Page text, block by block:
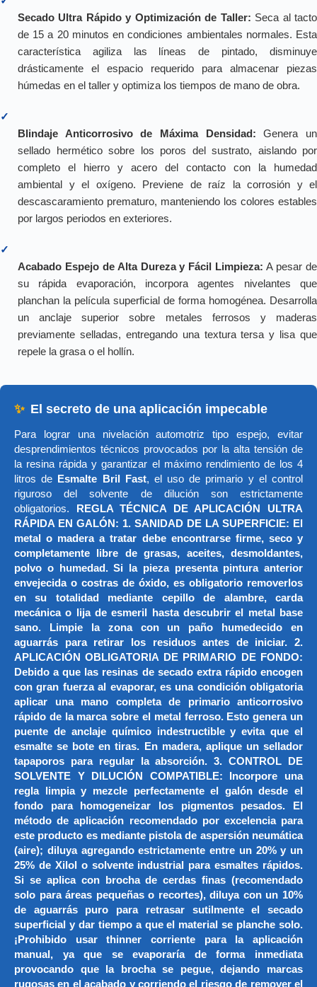
Secado Ultra Rápido y Optimización de Taller: Seca al tacto
de 15 a 20 minutos en condiciones ambientales normales. Esta
característica agiliza las líneas de pintado, disminuye
drásticamente el espacio requerido para almacenar piezas
húmedas en el taller y optimiza los tiempos de mano de obra.
✓
Blindaje Anticorrosivo de Máxima Densidad: Genera un
sellado hermético sobre los poros del sustrato, aislando por
completo el hierro y acero del contacto con la humedad
ambiental y el oxígeno. Previene de raíz la corrosión y el
descascaramiento prematuro, manteniendo los colores estables
por largos periodos en exteriores.
✓
Acabado Espejo de Alta Dureza y Fácil Limpieza: A pesar de
su rápida evaporación, incorpora agentes nivelantes que
planchan la película superficial de forma homogénea. Desarrolla
un anclaje superior sobre metales ferrosos y maderas
previamente selladas, entregando una textura tersa y lisa que
repele la grasa o el hollín.
✨ El secreto de una aplicación impecable
Para lograr una nivelación automotriz tipo espejo, evitar
desprendimientos técnicos provocados por la alta tensión de
la resina rápida y garantizar el máximo rendimiento de los 4
litros de
Esmalte Bril Fast, el uso de primario y el control
riguroso del solvente de dilución son estrictamente
obligatorios.
REGLA TÉCNICA DE APLICACIÓN ULTRA
RÁPIDA EN GALÓN: 1. SANIDAD DE LA SUPERFICIE: El
metal o madera a tratar debe encontrarse firme, seco y
completamente libre de grasas, aceites, desmoldantes,
polvo o humedad. Si la pieza presenta pintura anterior
envejecida o costras de óxido, es obligatorio removerlos
en su totalidad mediante cepillo de alambre, carda
mecánica o lija de esmeril hasta descubrir el metal base
sano. Limpie la zona con un paño humedecido en
aguarrás para retirar los residuos antes de iniciar. 2.
APLICACIÓN OBLIGATORIA DE PRIMARIO DE FONDO:
Debido a que las resinas de secado extra rápido encogen
con gran fuerza al evaporar, es una condición obligatoria
aplicar una mano completa de primario anticorrosivo
rápido de la marca sobre el metal ferroso. Esto genera un
puente de anclaje químico indestructible y evita que el
esmalte se bote en tiras. En madera, aplique un sellador
tapaporos para regular la absorción. 3. CONTROL DE
SOLVENTE Y DILUCIÓN COMPATIBLE: Incorpore una
regla limpia y mezcle perfectamente el galón desde el
fondo para homogeneizar los pigmentos pesados. El
método de aplicación recomendado por excelencia para
este producto es mediante pistola de aspersión neumática
(aire); diluya agregando estrictamente entre un 20% y un
25% de Xilol o solvente industrial para esmaltes rápidos.
Si se aplica con brocha de cerdas finas (recomendado
solo para áreas pequeñas o recortes), diluya con un 10%
de aguarrás puro para retrasar sutilmente el secado
superficial y dar tiempo a que el material se planche solo.
¡Prohibido usar thinner corriente para la aplicación
manual, ya que se evaporaría de forma inmediata
provocando que la brocha se pegue, dejando marcas
rugosas en el acabado y corriendo el riesgo de remover el